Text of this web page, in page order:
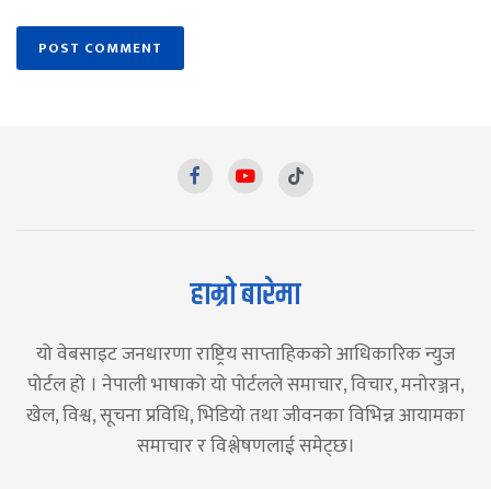
हाम्रो बारेमा
यो वेबसाइट जनधारणा राष्ट्रिय साप्ताहिकको आधिकारिक न्युज
पोर्टल हो । नेपाली भाषाको यो पोर्टलले समाचार, विचार, मनोरञ्जन,
खेल, विश्व, सूचना प्रविधि, भिडियो तथा जीवनका विभिन्न आयामका
समाचार र विश्लेषणलाई समेट्छ।